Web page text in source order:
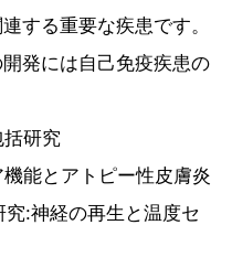
する重要な疾患です。
発には自己免疫疾患の
研究
とアトピー性皮膚炎
経の再生と温度セ